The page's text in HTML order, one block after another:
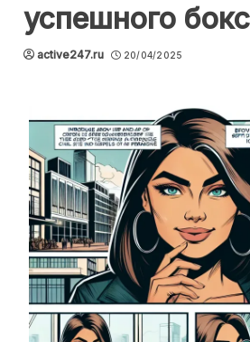
успешного
active247.ru 20/04/2025